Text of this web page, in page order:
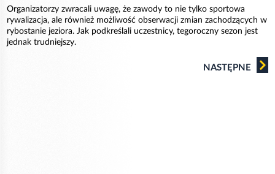
Organizatorzy zwracali uwagę, że zawody to nie tylko sportowa
rywalizacja, ale również możliwość obserwacji zmian zachodzących w
rybostanie jeziora. Jak podkreślali uczestnicy, tegoroczny sezon jest
jednak trudniejszy.
NASTĘPNE